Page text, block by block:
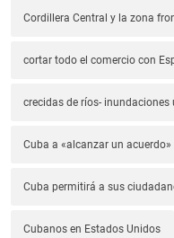
Cordillera Central y la zona
cortar todo el comercio con
crecidas de ríos-
Cuba a «alcanzar un
Cuba permitirá a sus
Cubanos en Estados Unidos